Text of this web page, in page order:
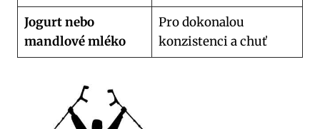
Jogurt nebo
mandlové mléko
Pro dokonalou
konzistenci a chuť